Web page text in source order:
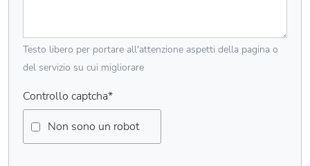
Testo libero per portare all'attenzione aspetti della pagina o
del servizio su cui migliorare
Controllo captcha*
Non sono un robot